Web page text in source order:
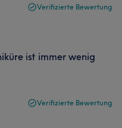
Verifizierte Bewertung
ist immer wenig
Verifizierte Bewertung